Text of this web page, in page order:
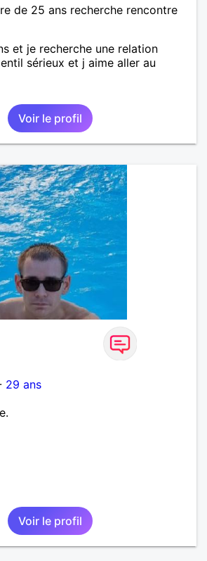
de 25 ans recherche rencontre
et je recherche une relation
sérieux et j aime aller au
Voir le profil
29 ans
Voir le profil